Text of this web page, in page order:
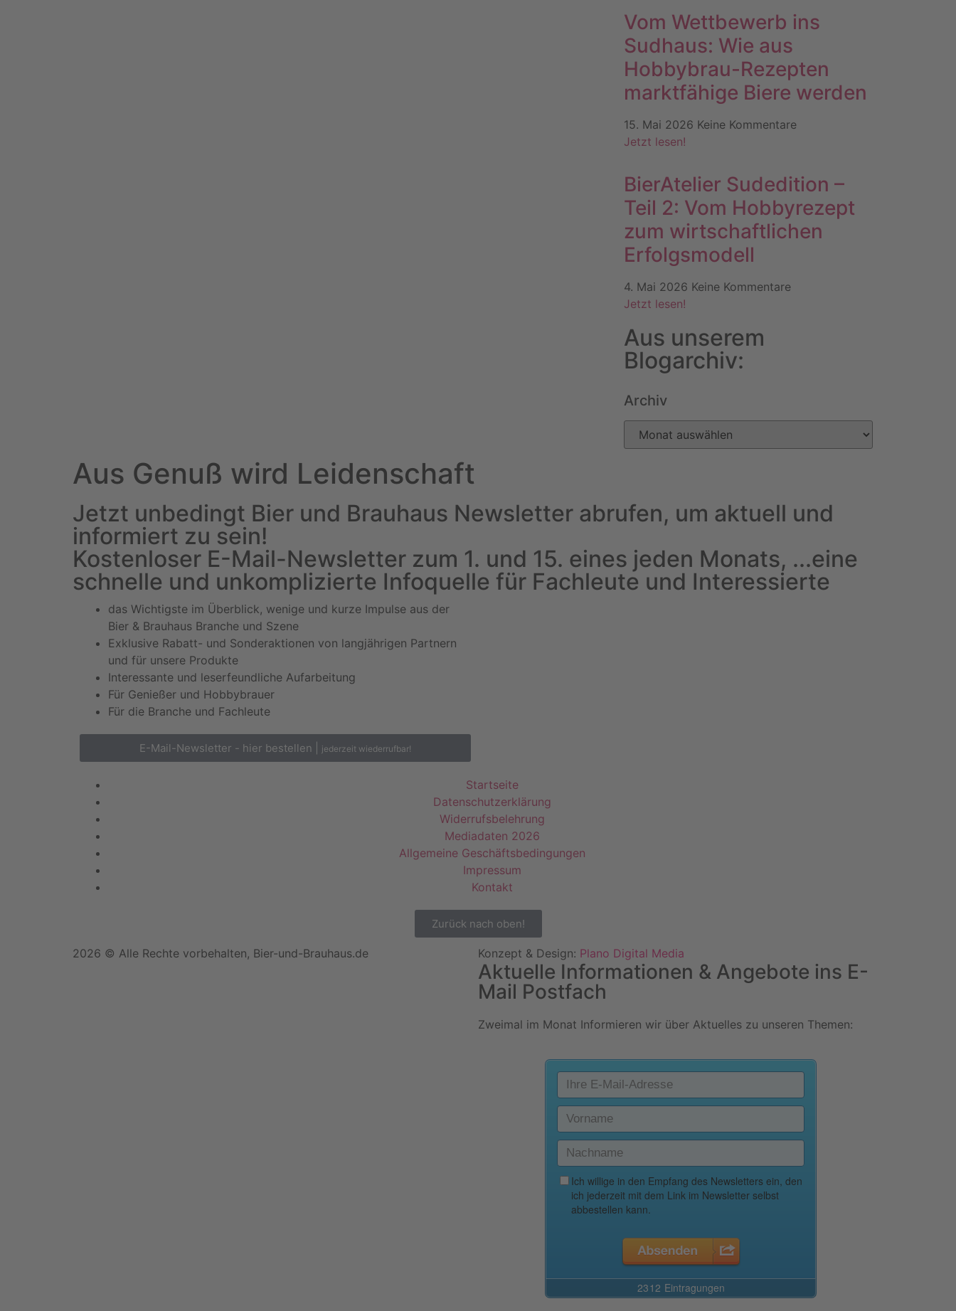
Vom Wettbewerb ins
Sudhaus: Wie aus
Hobbybrau-Rezepten
marktfähige Biere werden
15. Mai 2026 Keine Kommentare
Jetzt lesen!
BierAtelier Sudedition –
Teil 2: Vom Hobbyrezept
zum wirtschaftlichen
Erfolgsmodell
4. Mai 2026 Keine Kommentare
Jetzt lesen!
Aus unserem
Blogarchiv:
Archiv
Aus Genuß wird Leidenschaft
Jetzt unbedingt Bier und Brauhaus Newsletter abrufen, um aktuell und
informiert zu sein!
Kostenloser E-Mail-Newsletter zum 1. und 15. eines jeden Monats, ...eine
schnelle und unkomplizierte Infoquelle für Fachleute und Interessierte
das Wichtigste im Überblick, wenige und kurze Impulse aus der
Bier & Brauhaus Branche und Szene
Exklusive Rabatt- und Sonderaktionen von langjährigen Partnern
und für unsere Produkte
Interessante und leserfeundliche Aufarbeitung
Für Genießer und Hobbybrauer
Für die Branche und Fachleute
E-Mail-Newsletter - hier bestellen | jederzeit wiederrufbar!
Startseite
Datenschutzerklärung
Widerrufsbelehrung
Mediadaten 2026
Allgemeine Geschäftsbedingungen
Impressum
Kontakt
Zurück nach oben!
2026 © Alle Rechte vorbehalten, Bier-und-Brauhaus.de Konzept & Design: Plano Digital Media
Aktuelle Informationen & Angebote ins E-
Mail Postfach
Zweimal im Monat Informieren wir über Aktuelles zu unseren Themen: